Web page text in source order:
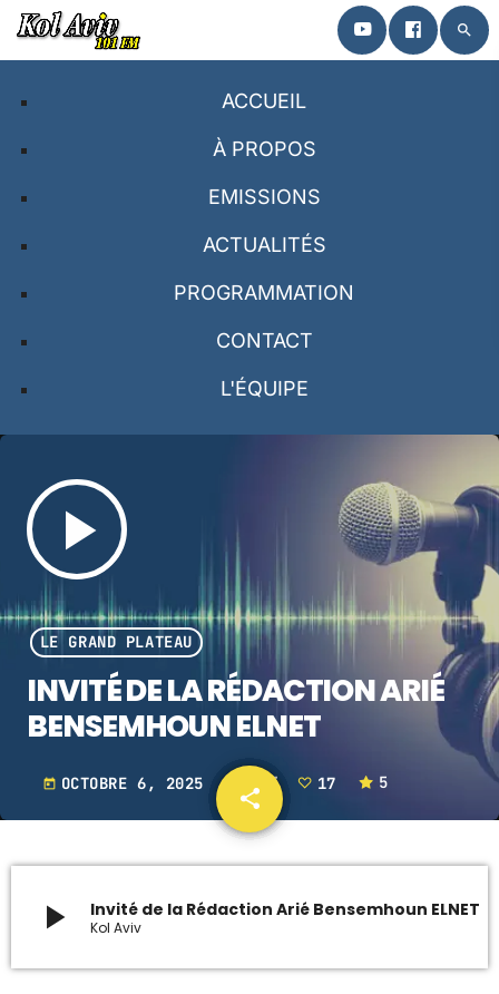
search
close
ARCHIVES
janvier 2024
octobre 2023
septembre 2023
juin 2023
UPCOMING SHOWS
L’INFORMATION EN DIRECT
ACCUEIL
À PROPOS
EMISSIONS
ACTUALITÉS
PROGRAMMATION
CONTACT
L'ÉQUIPE
play_arrow
LE GRAND PLATEAU
INVITÉ DE LA RÉDACTION ARIÉ
BENSEMHOUN ELNET
today OCTOBRE 6, 2025 1583 17 5
share
17
email
play_arrow Invité de la Rédaction Arié Bensemhoun ELNET
Kol Aviv